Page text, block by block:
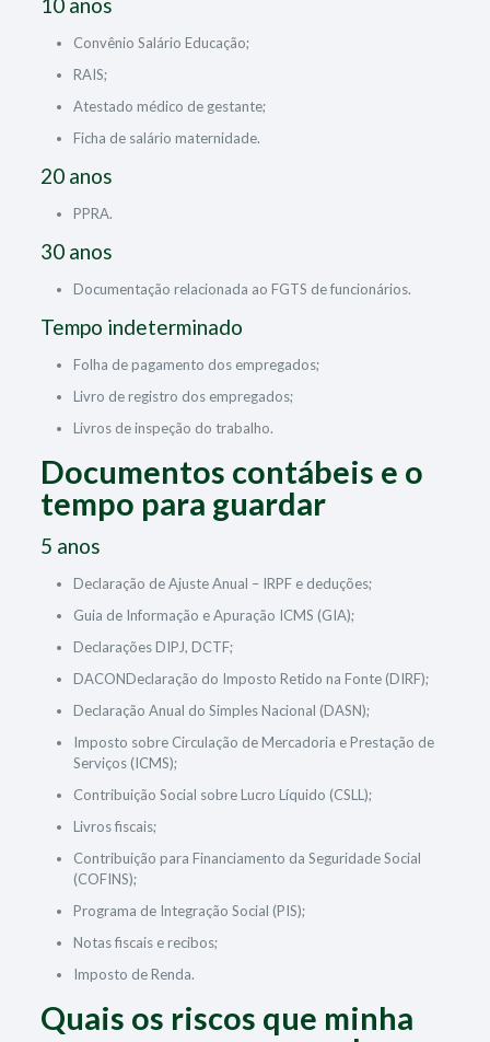
10 anos
Convênio Salário Educação;
RAIS;
Atestado médico de gestante;
Ficha de salário maternidade.
20 anos
PPRA.
30 anos
Documentação relacionada ao FGTS de funcionários.
Tempo indeterminado
Folha de pagamento dos empregados;
Livro de registro dos empregados;
Livros de inspeção do trabalho.
Documentos contábeis e o
tempo para guardar
5 anos
Declaração de Ajuste Anual – IRPF e deduções;
Guia de Informação e Apuração ICMS (GIA);
Declarações DIPJ, DCTF;
DACONDeclaração do Imposto Retido na Fonte (DIRF);
Declaração Anual do Simples Nacional (DASN);
Imposto sobre Circulação de Mercadoria e Prestação de
Serviços (ICMS);
Contribuição Social sobre Lucro Líquido (CSLL);
Livros fiscais;
Contribuição para Financiamento da Seguridade Social
(COFINS);
Programa de Integração Social (PIS);
Notas fiscais e recibos;
Imposto de Renda.
Quais os riscos que minha